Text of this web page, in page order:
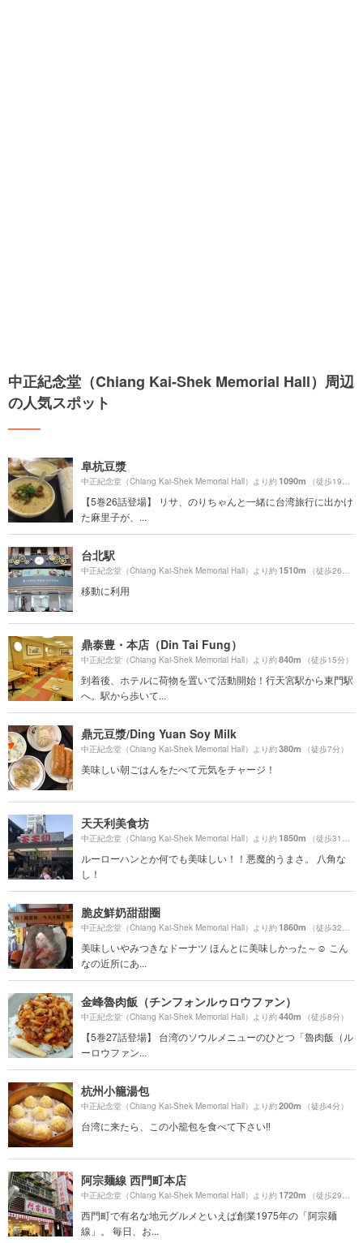
中正紀念堂（Chiang Kai-Shek Memorial Hall）周辺
の人気スポット
阜杭豆漿
中正紀念堂（Chiang Kai-Shek Memorial Hall）より約1090m （徒歩19分）
【5巻26話登場】 リサ、のりちゃんと一緒に台湾旅行に出かけ
た麻里子が、...
台北駅
中正紀念堂（Chiang Kai-Shek Memorial Hall）より約1510m （徒歩26分）
移動に利用
鼎泰豊・本店（Din Tai Fung）
中正紀念堂（Chiang Kai-Shek Memorial Hall）より約840m （徒歩15分）
到着後、ホテルに荷物を置いて活動開始！行天宮駅から東門駅
へ。駅から歩いて...
鼎元豆漿/Ding Yuan Soy Milk
中正紀念堂（Chiang Kai-Shek Memorial Hall）より約380m （徒歩7分）
美味しい朝ごはんをたべて元気をチャージ！
天天利美食坊
中正紀念堂（Chiang Kai-Shek Memorial Hall）より約1850m （徒歩31分）
ルーローハンとか何でも美味しい！！悪魔的うまさ。 八角な
し！
脆皮鮮奶甜甜圈
中正紀念堂（Chiang Kai-Shek Memorial Hall）より約1860m （徒歩32分）
美味しいやみつきなドーナツ ほんとに美味しかった～☺️ こん
なの近所にあ...
金峰魯肉飯（チンフォンルゥロウファン）
中正紀念堂（Chiang Kai-Shek Memorial Hall）より約440m （徒歩8分）
【5巻27話登場】 台湾のソウルメニューのひとつ「魯肉飯（ル
ーロウファン...
杭州小籠湯包
中正紀念堂（Chiang Kai-Shek Memorial Hall）より約200m （徒歩4分）
台湾に来たら、この小籠包を食べて下さい‼️
阿宗麺線 西門町本店
中正紀念堂（Chiang Kai-Shek Memorial Hall）より約1720m （徒歩29分）
西門町で有名な地元グルメといえば創業1975年の「阿宗麺
線」。 毎日、お...